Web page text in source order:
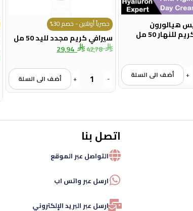
هيالورون
للنهار 50 مل
+ أضف الى السلة
حصرياً أونلاين - خصم 30%
سيرافي كريم مجدد لليد 50 مل
42,78
29,94
-
+ أضف الى السلة
اتصل بنا
التواصل عبر الموقع
ارسل عبر واتس اب
ارسل عبر البريد الإلكتروني